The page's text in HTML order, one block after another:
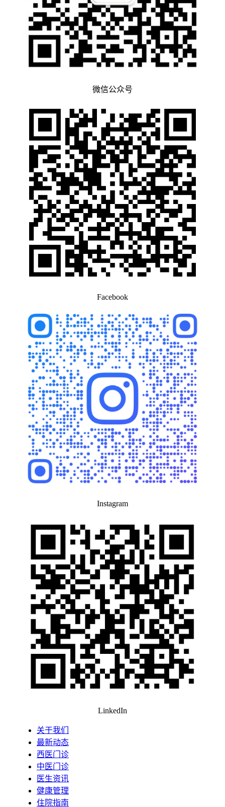
微信公众号
Facebook
Instagram
LinkedIn
关于我们
最新动态
西医门诊
中医门诊
医生资讯
健康管理
住院指南